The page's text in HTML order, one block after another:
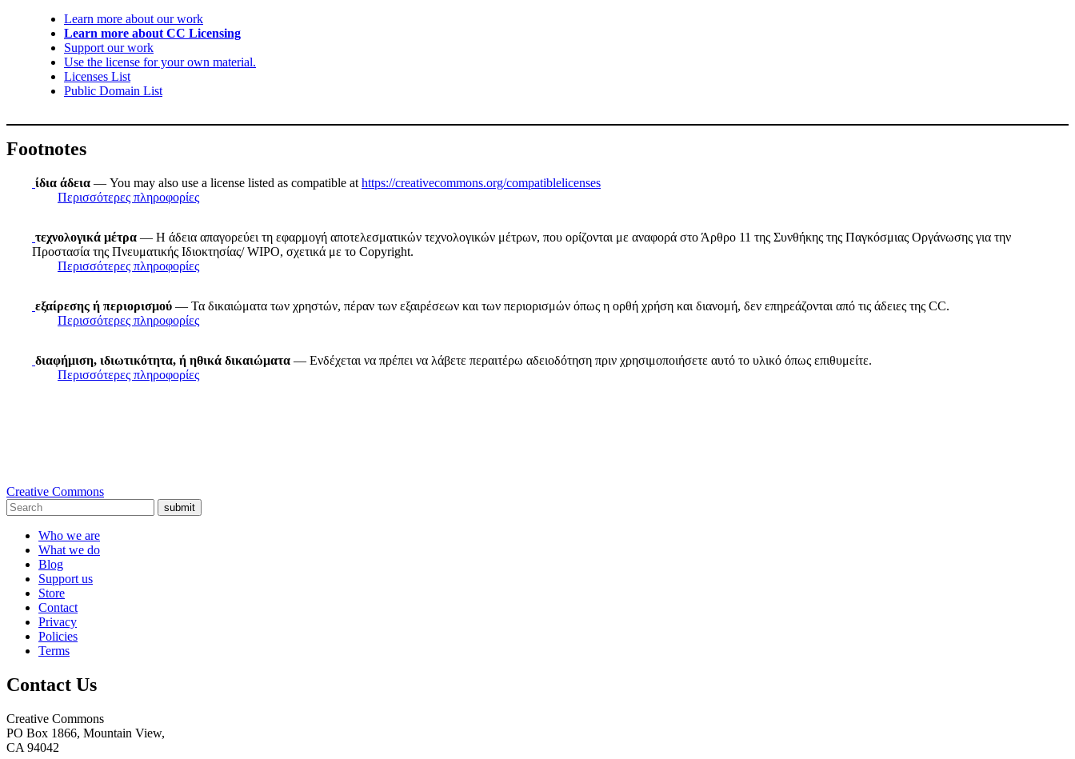
Learn more about our work
Learn more about CC Licensing
Support our work
Use the license for your own material.
Licenses List
Public Domain List
Footnotes
ίδια άδεια — You may also use a license listed as compatible at https://creativecommons.org/compatiblelicenses
Περισσότερες πληροφορίες
τεχνολογικά μέτρα — Η άδεια απαγορεύει τη εφαρμογή αποτελεσματικών τεχνολογικών μέτρων, που ορίζονται με αναφορά στο Άρθρο 11 της Συνθήκης της Παγκόσμιας Οργάνωσης για την
Προστασία της Πνευματικής Ιδιοκτησίας/ WIPO, σχετικά με το Copyright.
Περισσότερες πληροφορίες
εξαίρεσης ή περιορισμού — Τα δικαιώματα των χρηστών, πέραν των εξαιρέσεων και των περιορισμών όπως η ορθή χρήση και διανομή, δεν επηρεάζονται από τις άδειες της CC.
Περισσότερες πληροφορίες
διαφήμιση, ιδιωτικότητα, ή ηθικά δικαιώματα — Ενδέχεται να πρέπει να λάβετε περαιτέρω αδειοδότηση πριν χρησιμοποιήσετε αυτό το υλικό όπως επιθυμείτε.
Περισσότερες πληροφορίες
Creative Commons
submit
Who we are
What we do
Blog
Support us
Store
Contact
Privacy
Policies
Terms
Contact Us
Creative Commons
PO Box 1866, Mountain View,
CA 94042